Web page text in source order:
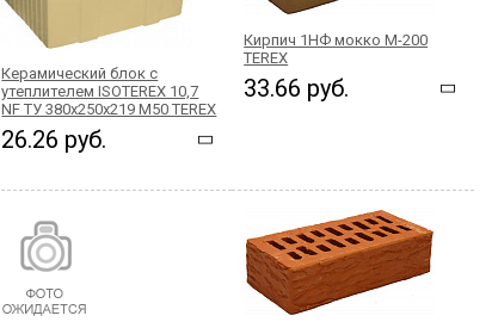
Керамический блок с
утеплителем ISOTEREX 10,7
NF ТУ 380x250x219 М50 TEREX
26.26 руб.
Кирпич 1НФ мокко М-200
TEREX
33.66 руб.